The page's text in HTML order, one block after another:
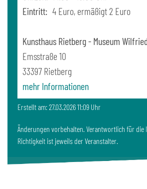
Eintritt: 4 Euro, ermäßigt 2 Euro
Kunsthaus Rietberg - Museum
Emsstraße 10
33397 Rietberg
mehr Informationen
Erstellt am: 27.03.2026 11:09 Uhr
Änderungen vorbehalten. Verantwortlich für die
Richtigkeit ist jeweils der Veranstalter.